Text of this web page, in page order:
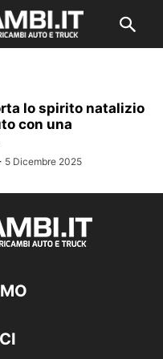
lo spirito natalizio
con una
5 Dicembre 2025